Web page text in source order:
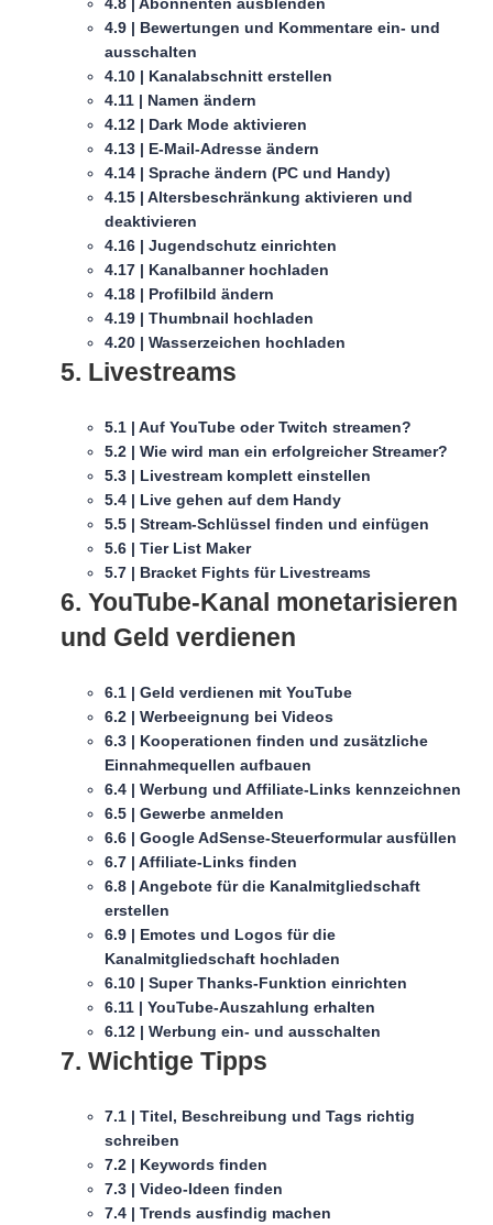
4.9 | Bewertungen und Kommentare ein- und
ausschalten
4.10 | Kanalabschnitt erstellen
4.11 | Namen ändern
4.12 | Dark Mode aktivieren
4.13 | E-Mail-Adresse ändern
4.14 | Sprache ändern (PC und Handy)
4.15 | Altersbeschränkung aktivieren und
deaktivieren
4.16 | Jugendschutz einrichten
4.17 | Kanalbanner hochladen
4.18 | Profilbild ändern
4.19 | Thumbnail hochladen
4.20 | Wasserzeichen hochladen
5. Livestreams
5.1 | Auf YouTube oder Twitch streamen?
5.2 | Wie wird man ein erfolgreicher Streamer?
5.3 | Livestream komplett einstellen
5.4 | Live gehen auf dem Handy
5.5 | Stream-Schlüssel finden und einfügen
5.6 | Tier List Maker
5.7 | Bracket Fights für Livestreams
6. YouTube-Kanal monetarisieren
und Geld verdienen
6.1 | Geld verdienen mit YouTube
6.2 | Werbeeignung bei Videos
6.3 | Kooperationen finden und zusätzliche
Einnahmequellen aufbauen
6.4 | Werbung und Affiliate-Links kennzeichnen
6.5 | Gewerbe anmelden
6.6 | Google AdSense-Steuerformular ausfüllen
6.7 | Affiliate-Links finden
6.8 | Angebote für die Kanalmitgliedschaft
erstellen
6.9 | Emotes und Logos für die
Kanalmitgliedschaft hochladen
6.10 | Super Thanks-Funktion einrichten
6.11 | YouTube-Auszahlung erhalten
6.12 | Werbung ein- und ausschalten
7. Wichtige Tipps
7.1 | Titel, Beschreibung und Tags richtig
schreiben
7.2 | Keywords finden
7.3 | Video-Ideen finden
7.4 | Trends ausfindig machen